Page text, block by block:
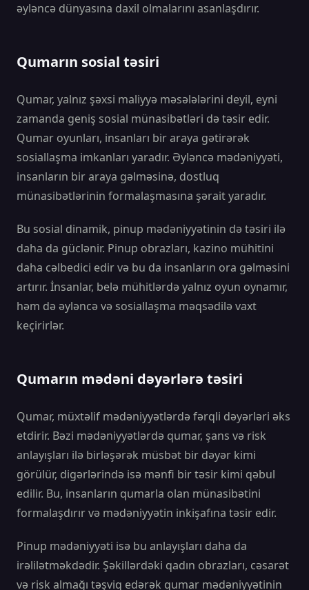
əyləncə dünyasına daxil olmalarını asanlaşdırır.
Qumarın sosial təsiri
Qumar, yalnız şəxsi maliyyə məsələlərini deyil, eyni
zamanda geniş sosial münasibətləri də təsir edir.
Qumar oyunları, insanları bir araya gətirərək
sosiallaşma imkanları yaradır. Əyləncə mədəniyyəti,
insanların bir araya gəlməsinə, dostluq
münasibətlərinin formalaşmasına şərait yaradır.
Bu sosial dinamik, pinup mədəniyyətinin də təsiri ilə
daha da güclənir. Pinup obrazları, kazino mühitini
daha cəlbedici edir və bu da insanların ora gəlməsini
artırır. İnsanlar, belə mühitlərdə yalnız oyun oynamır,
həm də əyləncə və sosiallaşma məqsədilə vaxt
keçirirlər.
Qumarın mədəni dəyərlərə təsiri
Qumar, müxtəlif mədəniyyətlərdə fərqli dəyərləri əks
etdirir. Bəzi mədəniyyətlərdə qumar, şans və risk
anlayışları ilə birləşərək müsbət bir dəyər kimi
görülür, digərlərində isə mənfi bir təsir kimi qəbul
edilir. Bu, insanların qumarla olan münasibətini
formalaşdırır və mədəniyyətin inkişafına təsir edir.
Pinup mədəniyyəti isə bu anlayışları daha da
irəlilətməkdədir. Şəkillərdəki qadın obrazları, cəsarət
və risk almağı təşviq edərək qumar mədəniyyətinin